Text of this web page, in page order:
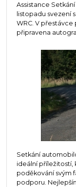
Assistance
listopadu svezení
WRC. V
připravena
Setkání
ideální příležitostí,
poděkování svým
podporu.